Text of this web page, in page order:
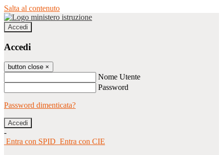
Salta al contenuto
Accedi
Accedi
button close ×
Nome Utente
Password
Password dimenticata?
-
Entra con SPID Entra con CIE